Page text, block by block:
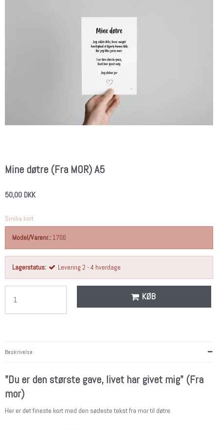
Mine døtre (Fra MOR) A5
50,00 DKK
Smilia kort
Model/Varenr.:1706
Lagerstatus: Levering 2 - 4 hverdage
KØB
Beskrivelse
"Du er den største gave, livet har givet mig" (Fra
mor)
Her er det fineste kort med den sødeste tekst fra mor til døtre.